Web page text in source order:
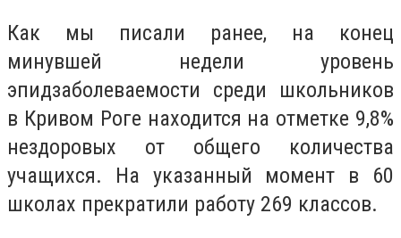
Как мы писали ранее, на конец
минувшей недели уровень
эпидзаболеваемости среди школьников
в Кривом Роге находится на отметке 9,8%
нездоровых от общего количества
учащихся. На указанный момент в 60
школах прекратили работу 269 классов.